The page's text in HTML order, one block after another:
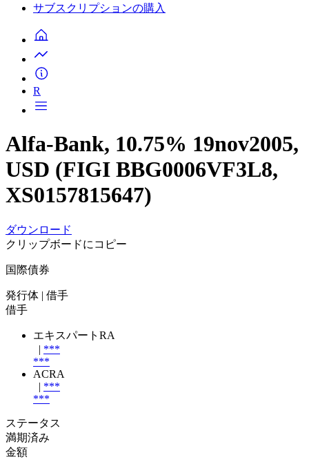
サブスクリプションの購入
R
Alfa-Bank, 10.75% 19nov2005,
USD (FIGI BBG0006VF3L8,
XS0157815647)
ダウンロード
クリップボードにコピー
国際債券
発行体 | 借手
借手
エキスパートRA
| ***
***
ACRA
| ***
***
ステータス
満期済み
金額